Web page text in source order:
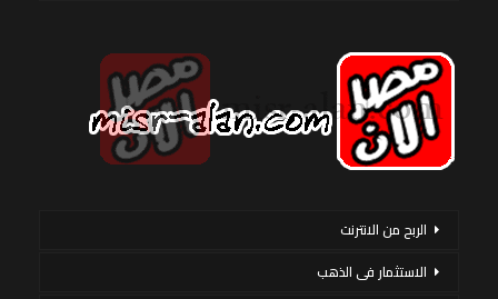
الربح من الانترنت
الاستثمار فى الذهب